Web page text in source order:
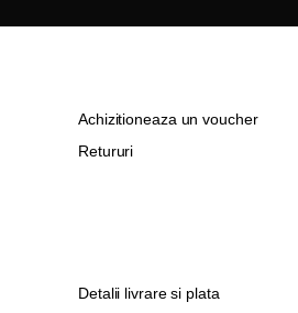
Achizitioneaza un voucher
Retururi
Detalii livrare si plata